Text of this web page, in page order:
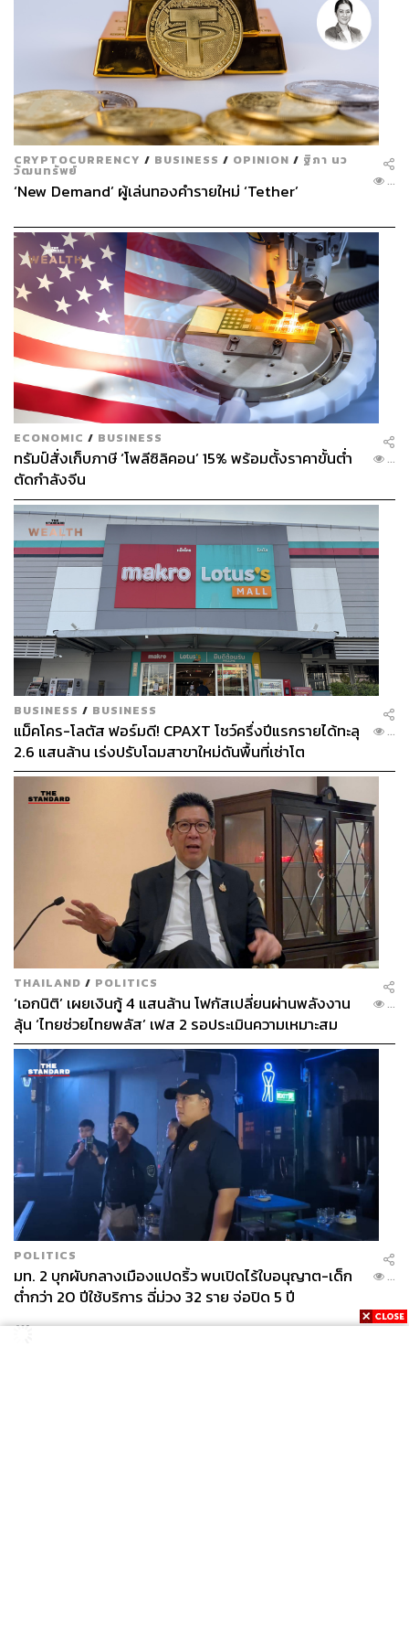
CRYPTOCURRENCY / BUSINESS / OPINION / ฐิภา นว
วัฒนทรัพย์
‘New Demand’ ผู้เล่นทองคำรายใหม่ ‘Tether’ ...
ECONOMIC / BUSINESS
ทรัมป์สั่งเก็บภาษี ‘โพลีซิลิคอน’ 15% พร้อมตั้งราคาขั้นต่ำ
ตัดกำลังจีน
...
BUSINESS / BUSINESS
แม็คโคร-โลตัส ฟอร์มดี! CPAXT โชว์ครึ่งปีแรกรายได้ทะลุ
2.6 แสนล้าน เร่งปรับโฉมสาขาใหม่ดันพื้นที่เช่าโต
...
THAILAND / POLITICS
‘เอกนิติ’ เผยเงินกู้ 4 แสนล้าน โฟกัสเปลี่ยนผ่านพลังงาน
ลุ้น ‘ไทยช่วยไทยพลัส’ เฟส 2 รอประเมินความเหมาะสม
...
POLITICS
มท. 2 บุกผับกลางเมืองแปดริ้ว พบเปิดไร้ใบอนุญาต-เด็ก
ต่ำกว่า 20 ปีใช้บริการ ฉี่ม่วง 32 ราย จ่อปิด 5 ปี
...